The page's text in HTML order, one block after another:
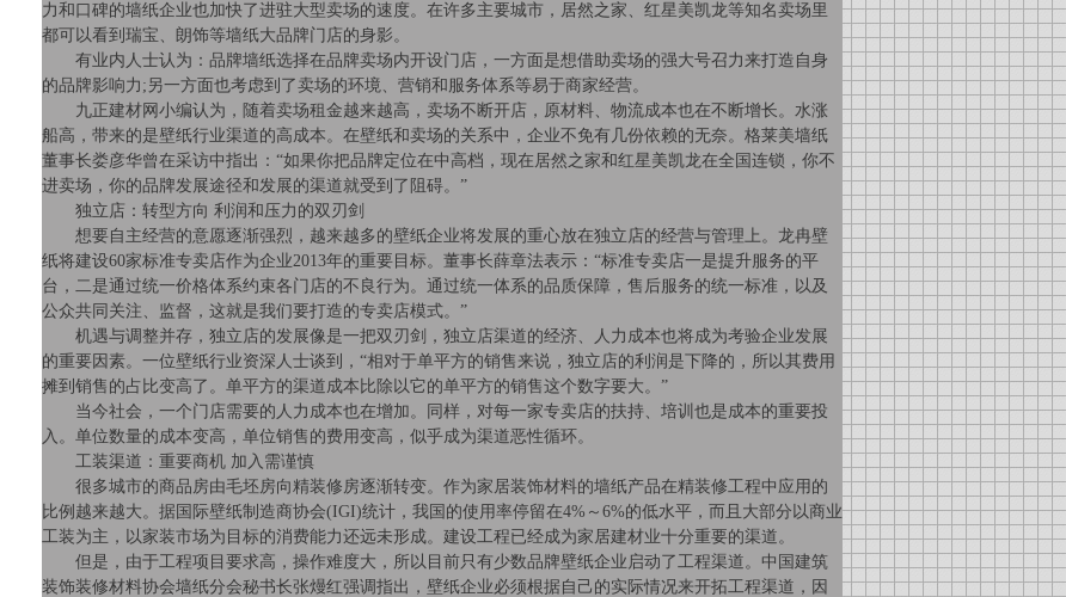
力和口碑的墙纸企业也加快了进驻大型卖场的速度。在许多主要城市，居然之家、红星美凯龙等知名卖场里
都可以看到瑞宝、朗饰等墙纸大品牌门店的身影。
有业内人士认为：品牌墙纸选择在品牌卖场内开设门店，一方面是想借助卖场的强大号召力来打造自身
的品牌影响力 ; 另一方面也考虑到了卖场的环境、营销和服务体系等易于商家经营。
九正建材网小编认为，随着卖场租金越来越高，卖场不断开店，原材料、物流成本也在不断增长。水涨
船高，带来的是壁纸行业渠道的高成本。在壁纸和卖场的关系中，企业不免有几份依赖的无奈。格莱美墙纸
董事长娄彦华曾在采访中指出：“如果你把品牌定位在中高档，现在居然之家和红星美凯龙在全国连锁，你不
进卖场，你的品牌发展途径和发展的渠道就受到了阻碍。”
独立店：转型方向 利润和压力的双刃剑
想要自主经营的意愿逐渐强烈，越来越多的壁纸企业将发展的重心放在独立店的经营与管理上。龙冉壁
纸将建设60家标准专卖店作为企业2013年的重要目标。董事长薛章法表示：“标准专卖店一是提升服务的平
台，二是通过统一价格体系约束各门店的不良行为。通过统一体系的品质保障，售后服务的统一标准，以及
公众共同关注、监督，这就是我们要打造的专卖店模式。”
机遇与调整并存，独立店的发展像是一把双刃剑，独立店渠道的经济、人力成本也将成为考验企业发展
的重要因素。一位壁纸行业资深人士谈到，“相对于单平方的销售来说，独立店的利润是下降的，所以其费用
摊到销售的占比变高了。单平方的渠道成本比除以它的单平方的销售这个数字要大。”
当今社会，一个门店需要的人力成本也在增加。同样，对每一家专卖店的扶持、培训也是成本的重要投
入。单位数量的成本变高，单位销售的费用变高，似乎成为渠道恶性循环。
工装渠道：重要商机 加入需谨慎
很多城市的商品房由毛坯房向精装修房逐渐转变。作为家居装饰材料的墙纸产品在精装修工程中应用的
比例越来越大。据国际壁纸制造商协会(IGI)统计，我国的使用率停留在4% ～ 6%的低水平，而且大部分以商业
工装为主，以家装市场为目标的消费能力还远未形成。建设工程已经成为家居建材业十分重要的渠道。
但是，由于工程项目要求高，操作难度大，所以目前只有少数品牌壁纸企业启动了工程渠道。中国建筑
装饰装修材料协会墙纸分会秘书长张熳红强调指出，壁纸企业必须根据自己的实际情况来开拓工程渠道，因